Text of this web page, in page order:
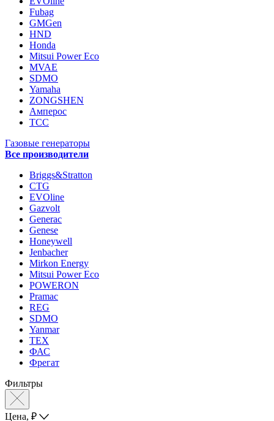
Fubag
GMGen
HND
Honda
Mitsui Power Eco
MVAE
SDMO
Yamaha
ZONGSHEN
Амперос
ТСС
Газовые генераторы
Все производители
Briggs&Stratton
CTG
EVOline
Gazvolt
Generac
Genese
Honeywell
Jenbacher
Mirkon Energy
Mitsui Power Eco
POWERON
Pramac
REG
SDMO
Yanmar
ТЕХ
ФАС
Фрегат
Фильтры
Цена, ₽